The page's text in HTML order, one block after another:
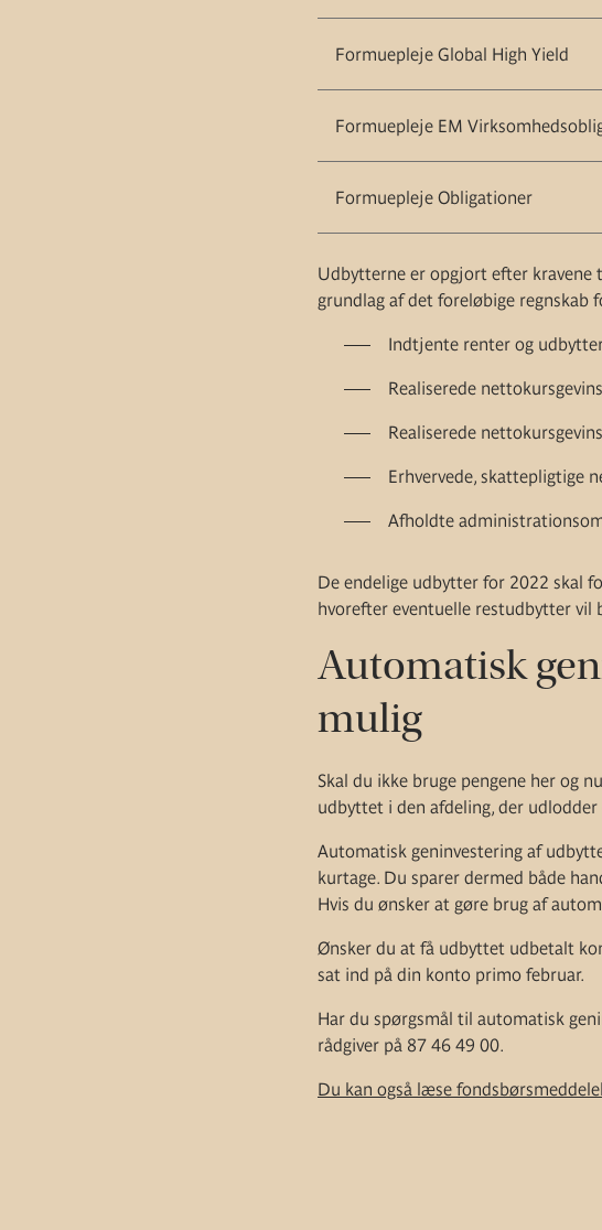
Formuepleje Global High Yield
Formuepleje EM
Formuepleje Obligationer
Udbytterne er opgjort efter kravene
grundlag af det foreløbige regnskab
Indtjente renter og
Realiserede
Realiserede
Erhvervede, skattepligtige
Afholdte
De endelige udbytter for 2022 skal
hvorefter eventuelle restudbytter vil
Automatisk
mulig
Skal du ikke bruge pengene her og
udbyttet i den afdeling, der udlodder
Automatisk geninvestering af
kurtage. Du sparer dermed både
Hvis du ønsker at gøre brug af
Ønsker du at få udbyttet udbetalt
sat ind på din konto primo februar.
Har du spørgsmål til automatisk
rådgiver på 87 46 49 00.
Du kan også læse